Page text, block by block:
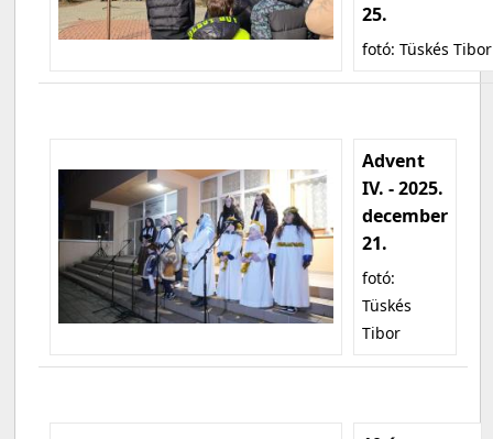
25.
fotó: Tüskés Tibor
Advent
IV. - 2025.
december
21.
fotó:
Tüskés
Tibor